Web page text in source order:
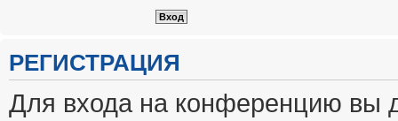
РЕГИСТРАЦИЯ
Для входа на конференцию вы